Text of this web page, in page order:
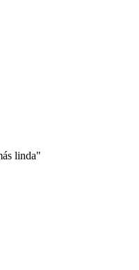
linda"